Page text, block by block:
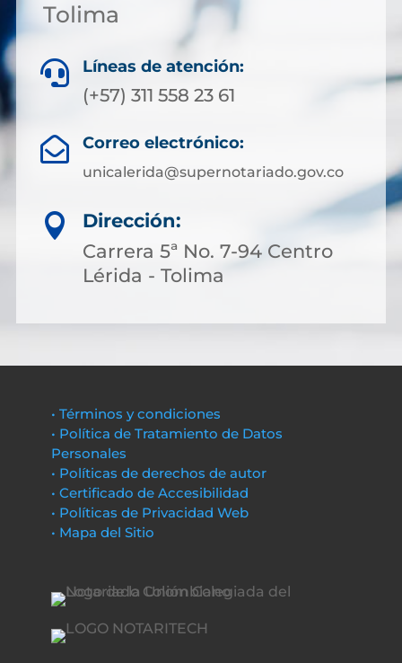
Tolima
 Líneas de atención:
(+57) 311 558 23 61
 Correo electrónico:
unicalerida@supernotariado.gov.co

Dirección:
Carrera 5ª No. 7-94 Centro
Lérida - Tolima
• Términos y condiciones
• Política de Tratamiento de Datos
Personales
• Políticas de derechos de autor
• Certificado de Accesibilidad
• Políticas de Privacidad Web
• Mapa del Sitio